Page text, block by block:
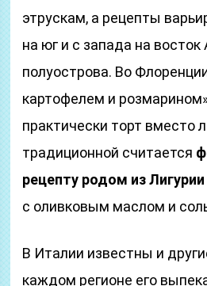
этрускам, а рецепты
на юг и с запада на восток
полуострова. Во
картофелем и
практически торт вместо
традиционной считается
рецепту родом из Лигурии
с оливковым маслом и
В Италии известны и
каждом регионе его